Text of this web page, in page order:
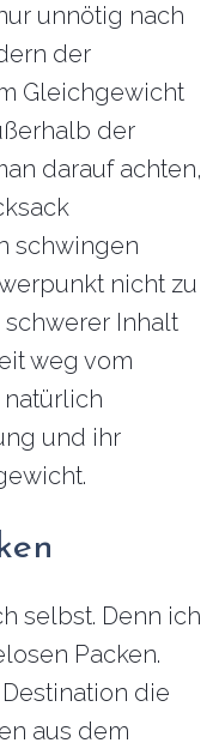
unnötig nach
der
Gleichgewicht
der
darauf achten,
schwingen
nicht zu
schwerer Inhalt
weg vom
natürlich
und ihr
selbst. Denn ich
Packen.
die
aus dem